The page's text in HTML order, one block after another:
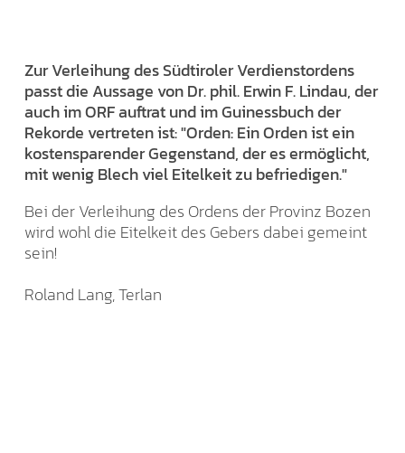
Zur Verleihung des Südtiroler Verdienstordens
passt die Aussage von Dr. phil. Erwin F. Lindau, der
auch im ORF auftrat und im Guinessbuch der
Rekorde vertreten ist: "Orden: Ein Orden ist ein
kostensparender Gegenstand, der es ermöglicht,
mit wenig Blech viel Eitelkeit zu befriedigen."
Bei der Verleihung des Ordens der Provinz Bozen
wird wohl die Eitelkeit des Gebers dabei gemeint
sein!
Roland Lang, Terlan